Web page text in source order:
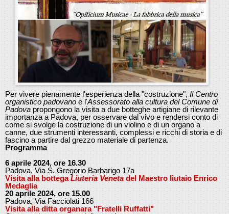
Per vivere pienamente l'esperienza della "costruzione", Il Centro
organistico padovano e l'Assessorato alla cultura del Comune di
Padova propongono la visita a due botteghe artigiane di rilevante
importanza a Padova, per osservare dal vivo e rendersi conto di
come si svolge la costruzione di un violino e di un organo a
canne, due strumenti interessanti, complessi e ricchi di storia e di
fascino a partire dal grezzo materiale di partenza.
Programma
6 aprile 2024, ore 16.30
Padova, Via S. Gregorio Barbarigo 17a
Visita alla bottegaLiuteria Veneta del Maestro liutaio Enrico
Medaglia
20 aprile 2024, ore 15.00
Padova, Via Facciolati 166
Visita alla ditta organara "Fratelli Ruffatti"